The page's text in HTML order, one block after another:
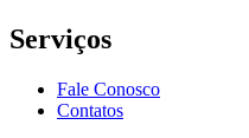
Serviços
Fale Conosco
Contatos